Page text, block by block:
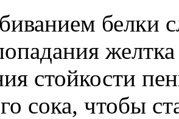
белки
стойкости
сока, чтобы